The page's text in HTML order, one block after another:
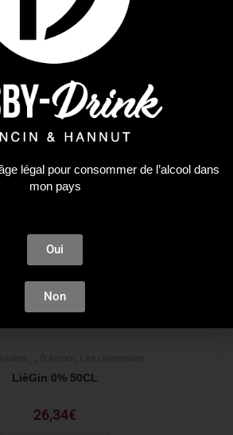
, ,
LièGin 0% 50CL
26,34€
légal pour consommer de l’alcool dans
mon pays
Oui
Non